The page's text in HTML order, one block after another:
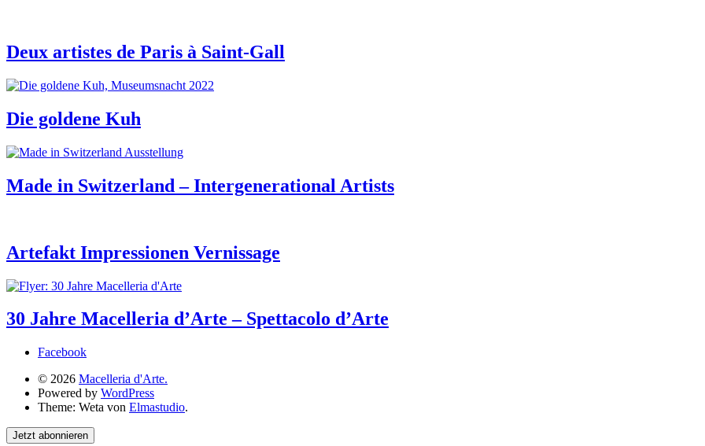
Deux artistes de Paris à Saint-Gall
Die goldene Kuh
Made in Switzerland – Intergenerational Artists
Artefakt Impressionen Vernissage
30 Jahre Macelleria d’Arte – Spettacolo d’Arte
Facebook
© 2026 Macelleria d'Arte.
Powered by WordPress
Theme: Weta von Elmastudio.
Jetzt abonnieren